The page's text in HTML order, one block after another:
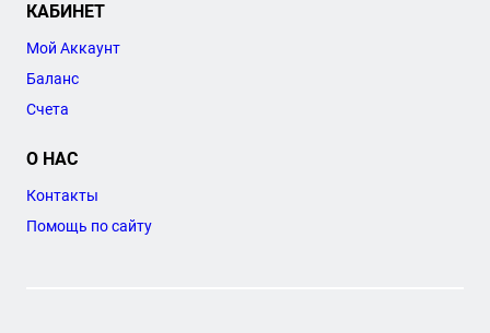
КАБИНЕТ
Мой Аккаунт
Баланс
Счета
О НАС
Контакты
Помощь по сайту